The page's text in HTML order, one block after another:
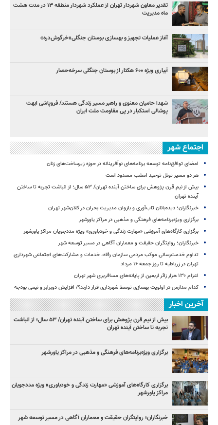
تقدیر معاون شهردار تهران از عملکرد شهردار منطقه ۱۳ در مدت هشت
ماه مدیریت
آغاز عملیات تجهیز و بهسازی بوستان جنگلی«خرگوش‌دره»
آبیاری ویژه ۶۰۰ هکتار از بوستان جنگلی سرخه‌حصار
شهدا حامیان معنوی و راهبر مسیر زندگی هستند/ فروپاشی ابهت
پوشالی استکبار در پی مقاومت ملت ایران
اجتماع شهر
امضای توافق‌نامه توسعه برنامه‌های نوآفرینانه در حوزه زیرساخت‏‌های زنان
هر دو مسیر تونل توحید امشب مسدود است
بیش از نیم قرن پژوهش برای ساختن آینده تهران/ ۵۳ سال؛ از انباشت تجربه تا ساختن
آینده تهران
خبرنگاران؛ دیده‌بانان تاب‌آوری و بازوان مدیریت بحران در کلان‌شهر تهران
برگزاری ویژه‌برنامه‌های فرهنگی و مذهبی در مراکز یاورشهر
برگزاری کارگاه‌های آموزشی «مهارت زندگی و خودباوری» ویژه مددجویان مراکز یاورشهر
خبرنگاران؛ روایتگران حقیقت و معماران آگاهی در مسیر توسعه شهر
تداوم خدمت‌رسانی موکب مردمی سازمان رفاه، خدمات و مشارکت‌های اجتماعی شهرداری
تهران در زرباطیه تا روز جمعه ۱۶ مرداد
اعزام ۱۳۰ هزار زائر اربعین از پایانه‌های مسافربری شهر تهران
کدام مدارس در اولویت بهسازی توسط شهرداری قرار دارند؟/ افزایش دوبرابر و نیمی بودجه
آخرین اخبار
بیش از نیم قرن پژوهش برای ساختن آینده تهران/ ۵۳ سال؛ از انباشت
تجربه تا ساختن آینده تهران
برگزاری ویژه‌برنامه‌های فرهنگی و مذهبی در مراکز یاورشهر
برگزاری کارگاه‌های آموزشی «مهارت زندگی و خودباوری» ویژه مددجویان
مراکز یاورشهر
خبرنگاران؛ روایتگران حقیقت و معماران آگاهی در مسیر توسعه شهر